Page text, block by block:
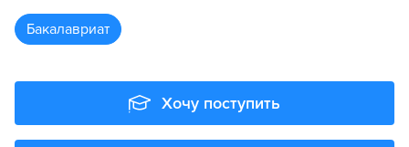
бакалавриат
Хочу поступить